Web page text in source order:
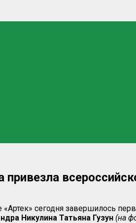
сегодня завершилось
Никулина Татьяна Гузун (на